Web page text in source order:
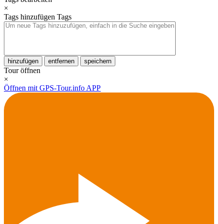
×
Tags hinzufügen Tags
hinzufügen entfernen speichern
Tour öffnen
×
Öffnen mit GPS-Tour.info APP